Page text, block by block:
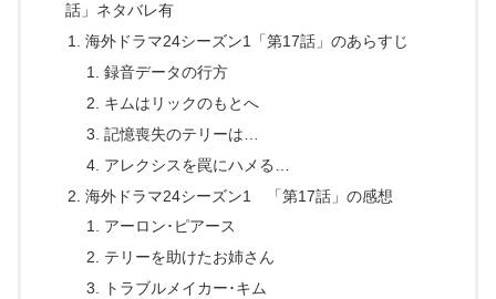
話」ネタバレ有
海外ドラマ24シーズン1「第17話」のあらすじ
録音データの行方
キムはリックのもとへ
記憶喪失のテリーは…
アレクシスを罠にハメる…
海外ドラマ24シーズン1 「第17話」の感想
アーロン･ピアース
テリーを助けたお姉さん
トラブルメイカー･キム